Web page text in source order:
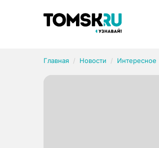
Главная Новости Интересное
Рубрики